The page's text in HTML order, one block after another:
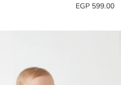
599.00 EGP